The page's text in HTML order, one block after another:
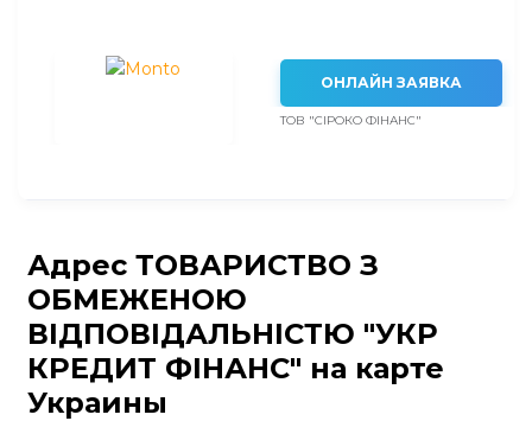
ОНЛАЙН ЗАЯВКА
ТОВ "СІРОКО ФІНАНС"
Адрес ТОВАРИСТВО З
ОБМЕЖЕНОЮ
ВІДПОВІДАЛЬНІСТЮ "УКР
КРЕДИТ ФІНАНС" на карте
Украины